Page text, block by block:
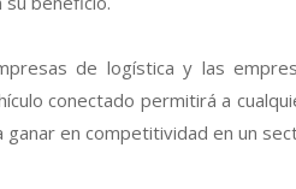
de logística y las
conectado permitirá a
ganar en competitividad en un